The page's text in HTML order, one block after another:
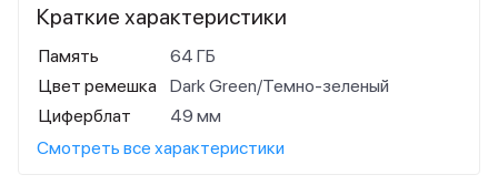
Краткие характеристики
Память
64 ГБ
Цвет ремешка
Dark Green/Темно-зеленый
Циферблат
49 мм
Смотреть все характеристики